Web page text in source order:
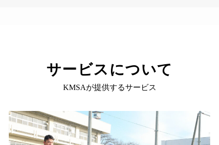
サービスについて
KMSAが提供するサービス